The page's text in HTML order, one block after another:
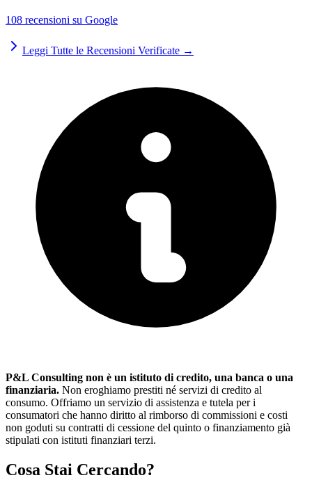
108 recensioni su Google
Leggi Tutte le Recensioni Verificate →
P&L Consulting non è un istituto di credito, una banca o una
finanziaria. Non eroghiamo prestiti né servizi di credito al
consumo. Offriamo un servizio di assistenza e tutela per i
consumatori che hanno diritto al rimborso di commissioni e costi
non goduti su contratti di cessione del quinto o finanziamento già
stipulati con istituti finanziari terzi.
Cosa Stai Cercando?